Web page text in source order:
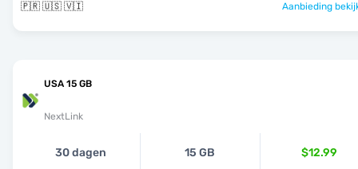
🇵🇷 🇺🇸 🇻🇮 Aanbieding
USA 15 GB
NextLink
30 dagen 15 GB $12.99